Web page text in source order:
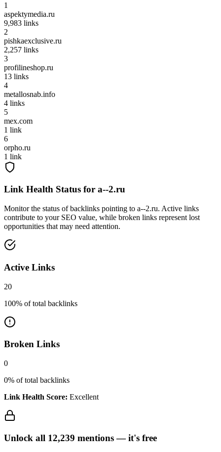
1
aspektymedia.ru
9,983 links
2
pishkaexclusive.ru
2,257 links
3
profilineshop.ru
13 links
4
metallosnab.info
4 links
5
mex.com
1 link
6
orpho.ru
1 link
Link Health Status for a--2.ru
Monitor the status of backlinks pointing to a--2.ru. Active links
contribute to your SEO value, while broken links represent lost
opportunities that may need attention.
Active Links
20
100% of total backlinks
Broken Links
0
0% of total backlinks
Link Health Score: Excellent
Unlock all 12,239 mentions —it's free